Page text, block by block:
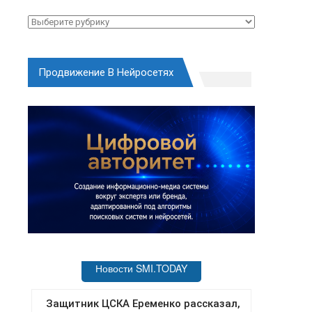
Рубрики
Продвижение В Нейросетях